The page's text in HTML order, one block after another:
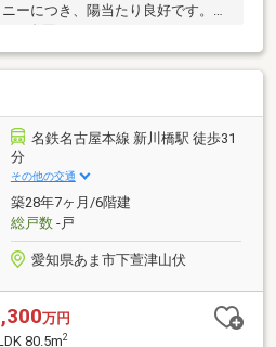
ーにつき、陽当たり良好です。晴
可能 内覧はお気軽にお問い合わ
ムもあわせてお見積もりできます
資金の少ない方、勤続年数短い
ローンにご不安のある方、お気軽
◇◇「お家探し」「ご売却」は 地域
スドゥ 稲沢におまかせ下さい！
談会開催中☆
名鉄名古屋本線 新川橋駅 徒歩31
分
その他の交通
築28年7ヶ月/6階建
総戸数-戸
愛知県あま市下萱津山伏
万円
80.5m2